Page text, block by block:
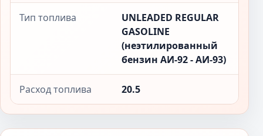
Тип топлива
UNLEADED REGULAR
GASOLINE
(неэтилированный
бензин АИ-92 - АИ-93)
Расход топлива 20.5